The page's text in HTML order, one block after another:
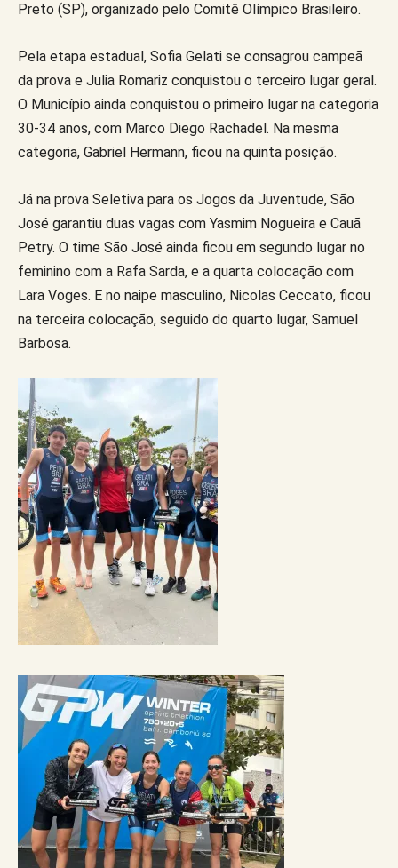
Preto (SP), organizado pelo Comitê Olímpico Brasileiro.
Pela etapa estadual, Sofia Gelati se consagrou campeã
da prova e Julia Romariz conquistou o terceiro lugar geral.
O Município ainda conquistou o primeiro lugar na categoria
30-34 anos, com Marco Diego Rachadel. Na mesma
categoria, Gabriel Hermann, ficou na quinta posição.
Já na prova Seletiva para os Jogos da Juventude, São
José garantiu duas vagas com Yasmim Nogueira e Cauã
Petry. O time São José ainda ficou em segundo lugar no
feminino com a Rafa Sarda, e a quarta colocação com
Lara Voges. E no naipe masculino, Nicolas Ceccato, ficou
na terceira colocação, seguido do quarto lugar, Samuel
Barbosa.